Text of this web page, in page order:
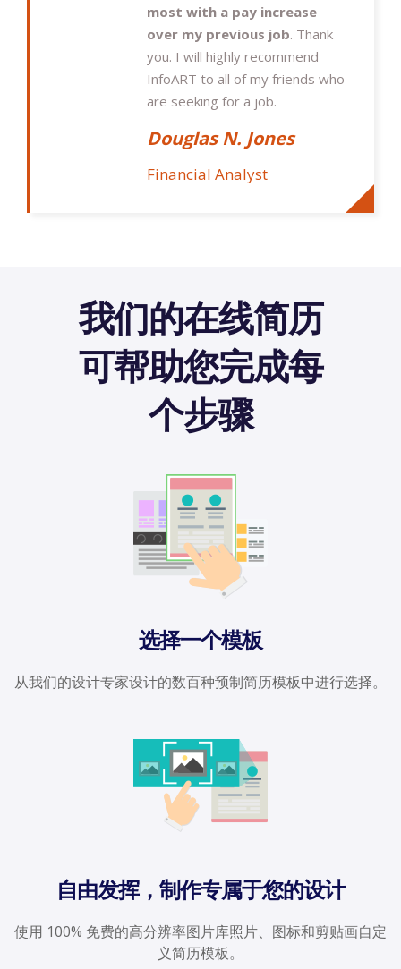
most with a pay increase
over my previous job. Thank
you. I will highly recommend
InfoART to all of my friends who
are seeking for a job.
Douglas N. Jones
Financial Analyst
我们的在线简历
可帮助您完成每
个步骤
选择一个模板
从我们的设计专家设计的数百种预制简历模板中进行选择。
自由发挥，制作专属于您的设计
使用 100% 免费的高分辨率图片库照片、图标和剪贴画自定
义简历模板。